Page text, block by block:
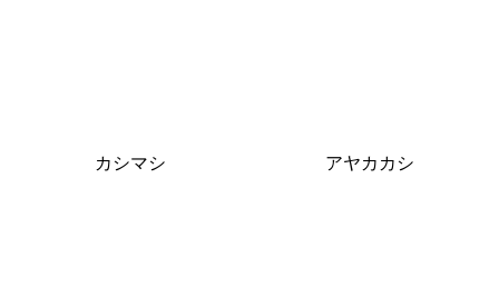
カシマシ アヤカカシ